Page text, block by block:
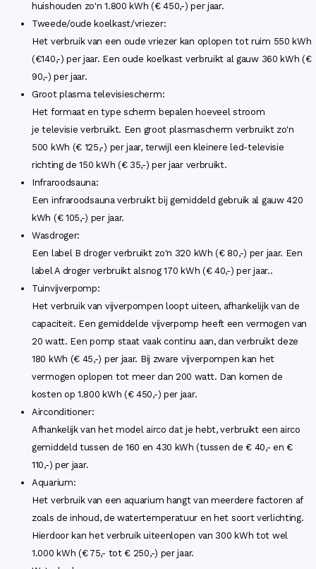
huishouden zo'n 1.800 kWh (€ 450,-) per jaar.
Tweede/oude koelkast/vriezer:
Het verbruik van een oude vriezer kan oplopen tot ruim 550 kWh
(€140,-) per jaar. Een oude koelkast verbruikt al gauw 360 kWh (€
90,-) per jaar.
Groot plasma televisiescherm:
Het formaat en type scherm bepalen hoeveel stroom
je televisie verbruikt. Een groot plasmascherm verbruikt zo'n
500 kWh (€ 125,-) per jaar, terwijl een kleinere led-televisie
richting de 150 kWh (€ 35,-) per jaar verbruikt.
Infraroodsauna:
Een infraroodsauna verbruikt bij gemiddeld gebruik al gauw 420
kWh (€ 105,-) per jaar.
Wasdroger:
Een label B droger verbruikt zo'n 320 kWh (€ 80,-) per jaar. Een
label A droger verbruikt alsnog 170 kWh (€ 40,-) per jaar..
Tuinvijverpomp:
Het verbruik van vijverpompen loopt uiteen, afhankelijk van de
capaciteit. Een gemiddelde vijverpomp heeft een vermogen van
20 watt. Een pomp staat vaak continu aan, dan verbruikt deze
180 kWh (€ 45,-) per jaar. Bij zware vijverpompen kan het
vermogen oplopen tot meer dan 200 watt. Dan komen de
kosten op 1.800 kWh (€ 450,-) per jaar.
Airconditioner:
Afhankelijk van het model airco dat je hebt, verbruikt een airco
gemiddeld tussen de 160 en 430 kWh (tussen de € 40,- en €
110,-) per jaar.
Aquarium:
Het verbruik van een aquarium hangt van meerdere factoren af
zoals de inhoud, de watertemperatuur en het soort verlichting.
Hierdoor kan het verbruik uiteenlopen van 300 kWh tot wel
1.000 kWh (€ 75,- tot € 250,-) per jaar.